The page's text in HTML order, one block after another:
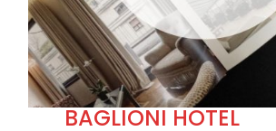
BAGLIONI HOTEL